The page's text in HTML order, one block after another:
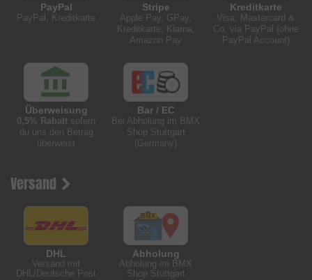
PayPal
PayPal, Kreditkarte
Stripe
Apple Pay, GPay,
Kreditkarte, Klarna,
Amazon Pay
Kreditkarte
Visa, Mastercard &
Co. via PayPal (ohne
PayPal Account)
Überweisung
0,5% Rabatt sofern
du uns den Betrag
überweist
Bar / EC
Bei Abholung im BMX
Shop Stuttgart
(Germany)
Versand
DHL
Versand mit
DHL/Deutsche Post
Abholung
Abholung im BMX
Shop Stuttgart